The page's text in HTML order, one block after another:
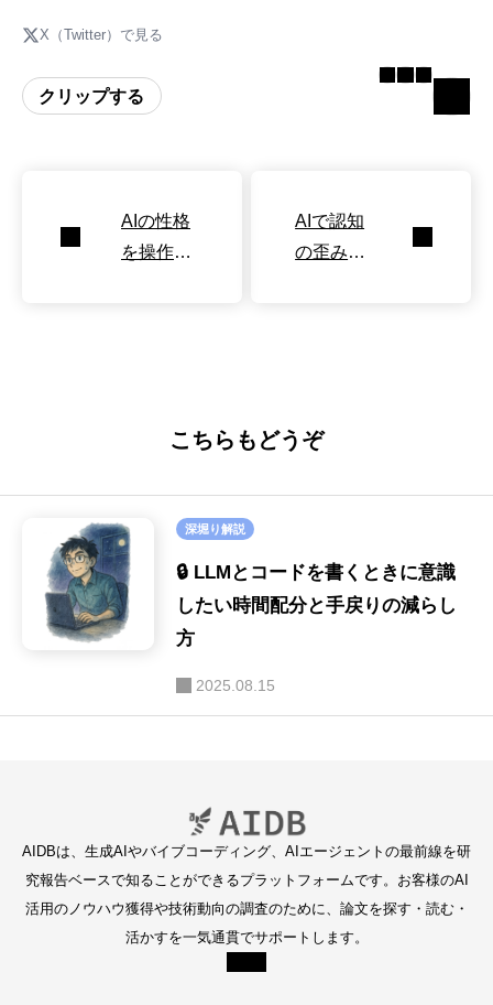
X（Twitter）で見る
クリップする
AIの性格
を操作す
AIで認知
の歪みを
こちらもどうぞ
深堀り解説
🔒 LLMとコードを書くときに意識
したい時間配分と手戻りの減らし
方
2025.08.15
AIDBは、生成AIやバイブコーディング、AIエージェントの最前線を研
究報告ベースで知ることができるプラットフォームです。お客様のAI
活用のノウハウ獲得や技術動向の調査のために、論文を探す・読む・
活かすを一気通貫でサポートします。